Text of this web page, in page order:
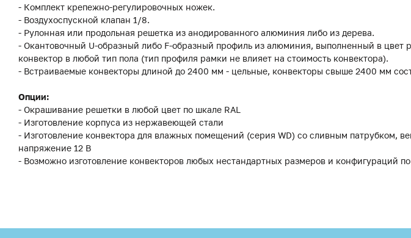
- Комплект крепежно-регулировочных ножек.
- Воздухоспускной клапан 1/8.
- Рулонная или продольная решетка из анодированного алюминия либо из дерева.
- Окантовочный U-образный либо F-образный профиль из алюминия, выполненный в цвет
конвектор в любой тип пола (тип профиля рамки не влияет на стоимость конвектора).
- Встраиваемые конвекторы длиной до 2400 мм - цельные, конвекторы свыше 2400 мм
Опции:
- Окрашивание решетки в любой цвет по шкале RAL
- Изготовление корпуса из нержавеющей стали
- Изготовление конвектора для влажных помещений (серия WD) со сливным патрубком,
напряжение 12 В
- Возможно изготовление конвекторов любых нестандартных размеров и конфигураций